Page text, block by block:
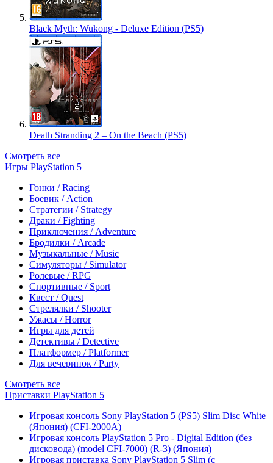
Black Myth: Wukong - Deluxe Edition (PS5)
Death Stranding 2 – On the Beach (PS5)
Смотреть все
Игры PlayStation 5
Гонки / Racing
Боевик / Action
Стратегии / Strategy
Драки / Fighting
Приключения / Adventure
Бродилки / Arcade
Музыкальные / Music
Симуляторы / Simulator
Ролевые / RPG
Спортивные / Sport
Квест / Quest
Стрелялки / Shooter
Ужасы / Horror
Игры для детей
Детективы / Detective
Платформер / Platformer
Для вечеринок / Party
Смотреть все
Приставки PlayStation 5
Игровая консоль Sony PlayStation 5 (PS5) Slim Disc White
(Япония) (CFI-2000A)
Игровая консоль PlayStation 5 Pro - Digital Edition (без
дисковода) (model CFI-7000) (R-3) (Япония)
Игровая приставка Sony PlayStation 5 Slim (с